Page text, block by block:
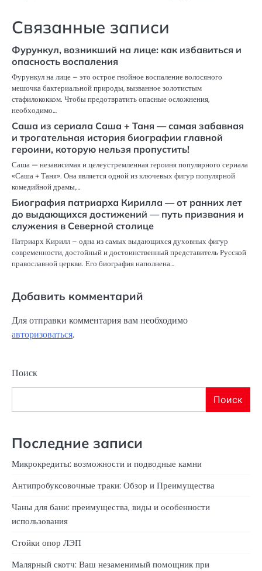
Связанные записи
Фурункул, возникший на лице: как избавиться и
опасность воспаления
Фурункул на лице – это острое гнойное воспаление волосяного
мешочка бактериальной природы, вызванное золотистым
стафилококком. Чтобы предотвратить опасные осложнения,
необходимо…
Саша из сериала Саша + Таня — самая забавная
и трогательная история биографии главной
героини, которую нельзя пропустить!
Саша — независимая и целеустремленная героиня популярного сериала
«Саша + Таня». Она является одной из ключевых фигур популярной
комедийной драмы,…
Биография патриарха Кирилла — от ранних лет
до выдающихся достижений — путь призвания и
служения в Северной столице
Патриарх Кирилл – одна из самых выдающихся духовных фигур
современности, достойный и достоинственный представитель Русской
православной церкви. Его биография наполнена…
Добавить комментарий
Для отправки комментария вам необходимо
авторизоваться.
Поиск
Поиск
Последние записи
Микрокредиты: возможности и подводные камни
Антипробуксовочные траки: Обзор и Преимущества
Чаны для бани: преимущества, виды и особенности
использования
Стойки опор ЛЭП
Малярный скотч: Ваш незаменимый помощник при